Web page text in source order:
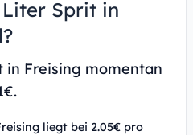
Sprit in
in Freising momentan
liegt bei 2.05€ pro